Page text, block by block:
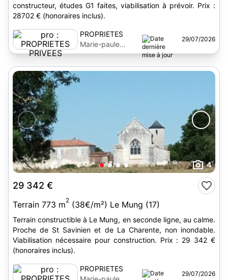
constructeur, études G1 faites, viabilisation à prévoir. Prix :
28702 € (honoraires inclus).
PROPRIETES
PRIVEES
Marie-paule
Guillemet
29/07/2026
4
29 342 €
Terrain 773 m2 (38€/m²) Le Mung (17)
Terrain constructible à Le Mung, en seconde ligne, au calme.
Proche de St Savinien et de La Charente, non inondable.
Viabilisation nécessaire pour construction. Prix : 29 342 €
(honoraires inclus).
PROPRIETES
29/07/2026